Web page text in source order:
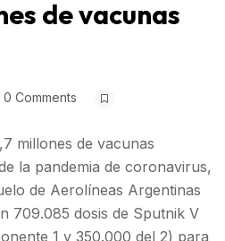
de vacunas
0 Comments
millones de vacunas
la pandemia de coronavirus,
de Aerolíneas Argentinas
709.085 dosis de Sputnik V
1 y 350.000 del 2) para